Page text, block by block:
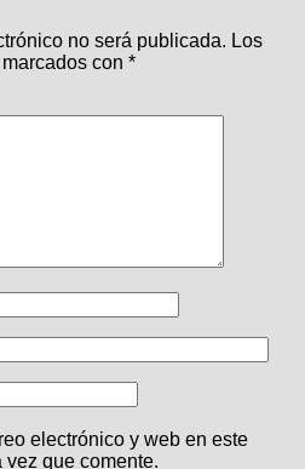
no será publicada. Los
con *
electrónico y web en este
que comente.